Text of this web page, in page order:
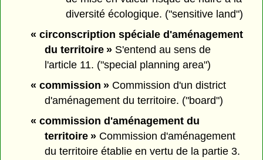
diversité écologique. ("sensitive land")
« circonscription spéciale d'aménagement
du territoire » S'entend au sens de
l'article 11. ("special planning area")
« commission »Commission d'un district
d'aménagement du territoire. ("board")
« commission d'aménagement du
territoire » Commission d'aménagement
du territoire établie en vertu de la partie 3.